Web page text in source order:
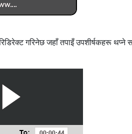
गरिनेछ जहाँ तपाइँ उपशीर्षकहरू